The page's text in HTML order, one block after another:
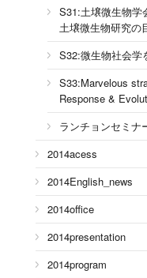
S31:土壌微生物学
土壌微生物研究の
S32:微生物社会学
S33:Marvelous
Response &
ランチョンセミナ
2014acess
2014English_news
2014office
2014presentation
2014program